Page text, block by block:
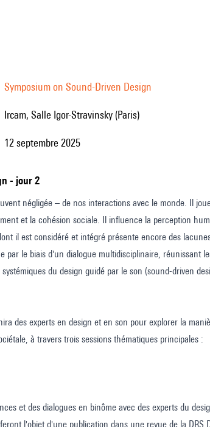
Symposium on Sound-Driven Design
Ircam, Salle Igor-Stravinsky (Paris)
12 septembre 2025
- jour 2
négligée – de nos interactions avec le monde. Il
et la cohésion sociale. Il influence la perception
il est considéré et intégré présente encore des
par le biais d'un dialogue multidisciplinaire, réunissant
du design guidé par le son (sound-driven
des experts en design et en son pour explorer la
à travers trois sessions thématiques principales :
et des dialogues en binôme avec des experts du
l'objet d'une publication dans une revue de la DRS